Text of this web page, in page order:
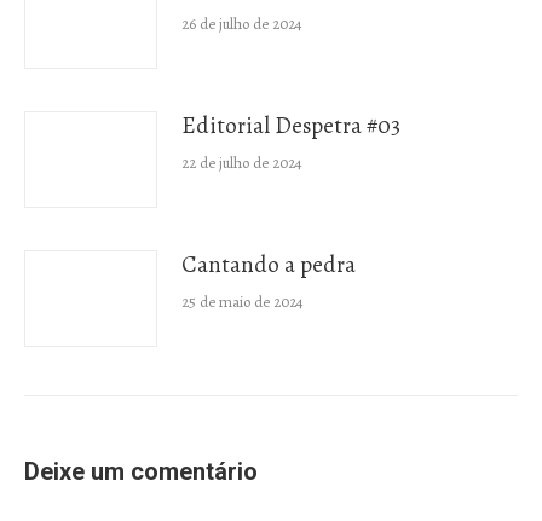
26 de julho de 2024
Editorial Despetra #03
22 de julho de 2024
Cantando a pedra
25 de maio de 2024
Deixe um comentário